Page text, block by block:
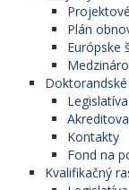
Plán
Európske
Kontakty
Fond na
Kvalifikačný